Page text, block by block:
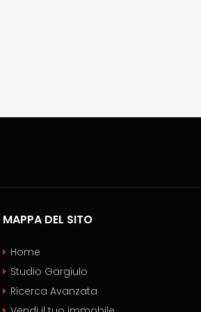
MAPPA DEL SITO
Home
Studio Gargiulo
Ricerca Avanzata